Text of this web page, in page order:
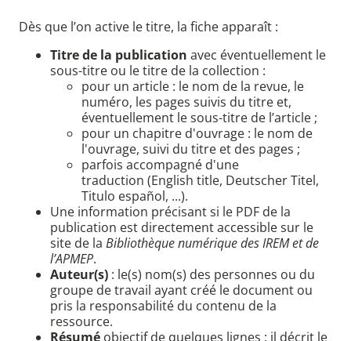
Dès que l’on active le titre, la fiche apparaît :
Titre de la publication avec éventuellement le
sous-titre ou le titre de la collection :
pour un article : le nom de la revue, le
numéro, les pages suivis du titre et,
éventuellement le sous-titre de l’article ;
pour un chapitre d'ouvrage : le nom de
l'ouvrage, suivi du titre et des pages ;
parfois accompagné d'une
traduction (English title, Deutscher Titel,
Titulo español, ...).
Une information précisant si le PDF de la
publication est directement accessible sur le
site de la Bibliothèque numérique des IREM et de
l’APMEP.
Auteur(s) : le(s) nom(s) des personnes ou du
groupe de travail ayant créé le document ou
pris la responsabilité du contenu de la
ressource.
Résumé objectif de quelques lignes : il décrit le